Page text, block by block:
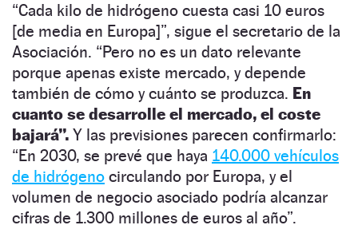
“Cada kilo de hidrógeno cuesta casi 10 euros
[de media en Europa]”, sigue el secretario de la
Asociación. “Pero no es un dato relevante
porque apenas existe mercado, y depende
también de cómo y cuánto se produzca. En
cuanto se desarrolle el mercado, el coste
bajará”. Y las previsiones parecen confirmarlo:
“En 2030, se prevé que haya 140.000 vehículos
de hidrógeno circulando por Europa, y el
volumen de negocio asociado podría alcanzar
cifras de 1.300 millones de euros al año”.